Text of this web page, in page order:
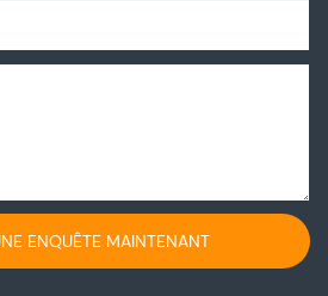
ENQUÊTE MAINTENANT